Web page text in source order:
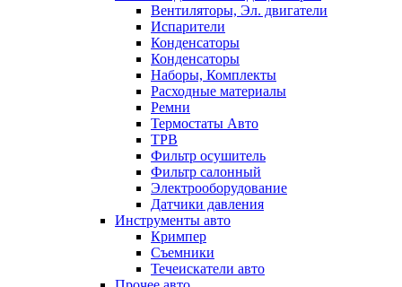
Вентиляторы, Эл. двигатели
Испарители
Конденсаторы
Конденсаторы
Наборы, Комплекты
Расходные материалы
Ремни
Термостаты Авто
ТРВ
Фильтр осушитель
Фильтр салонный
Электрооборудование
Датчики давления
Инструменты авто
Кримпер
Съемники
Течеискатели авто